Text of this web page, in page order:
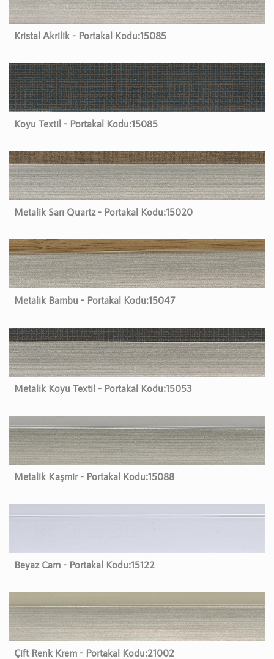
Kristal Akrilik - Portakal Kodu:15085
Koyu Textil - Portakal Kodu:15085
Metalik Sarı Quartz - Portakal Kodu:15020
Metalik Bambu - Portakal Kodu:15047
Metalik Koyu Textil - Portakal Kodu:15053
Metalik Kaşmir - Portakal Kodu:15088
Beyaz Cam - Portakal Kodu:15122
Çift Renk Krem - Portakal Kodu:21002